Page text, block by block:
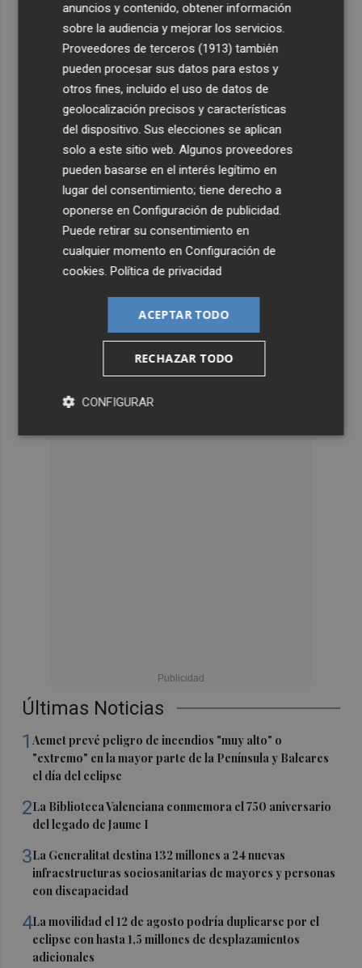
Últimas Noticias
1Aemet prevé peligro de incendios "muy alto" o
"extremo" en la mayor parte de la Península y Baleares
el día del eclipse
2La Biblioteca Valenciana conmemora el 750 aniversario
del legado de Jaume I
3La Generalitat destina 132 millones a 24 nuevas
infraestructuras sociosanitarias de mayores y personas
con discapacidad
4La movilidad el 12 de agosto podría duplicarse por el
eclipse con hasta 1,5 millones de desplazamientos
adicionales
anuncios y contenido, obtener información
sobre la audiencia y mejorar los servicios.
Proveedores de terceros (1913) también
pueden procesar sus datos para estos y
otros fines, incluido el uso de datos de
geolocalización precisos y características
del dispositivo. Sus elecciones se aplican
solo a este sitio web. Algunos proveedores
pueden basarse en el interés legítimo en
lugar del consentimiento; tiene derecho a
oponerse enConfiguración de publicidad
Puede retirar su consentimiento en
cualquier momento enConfiguración de
cookies .Política de privacidad
ACEPTAR TODO
RECHAZAR TODO
CONFIGURAR